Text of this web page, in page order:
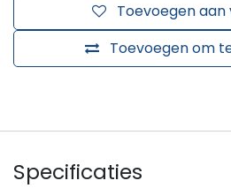
Toevoegen om
Toevoegen aan
Specificaties